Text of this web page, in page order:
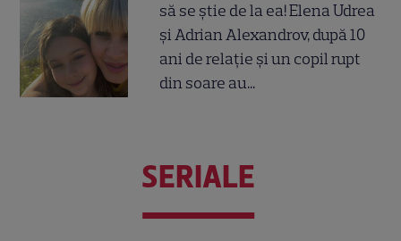
să se știe de la ea! Elena Udrea
și Adrian Alexandrov, după 10
ani de relație și un copil rupt
din soare au...
SERIALE